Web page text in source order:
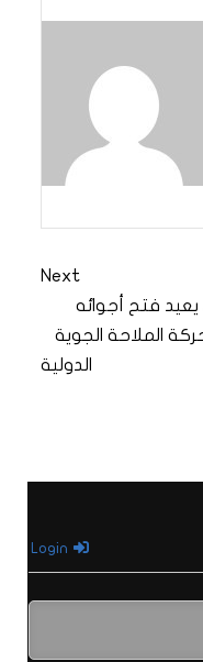
Next
يعيد فتح أجوائه
الملاحة الجوية
الدولية